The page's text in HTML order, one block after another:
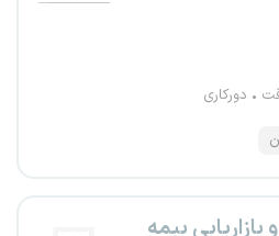
دورکاری
بیمه